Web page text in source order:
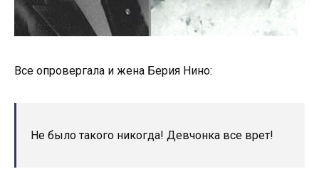
Все опровергала и жена Берия Нино:
Не было такого никогда! Девчонка все врет!